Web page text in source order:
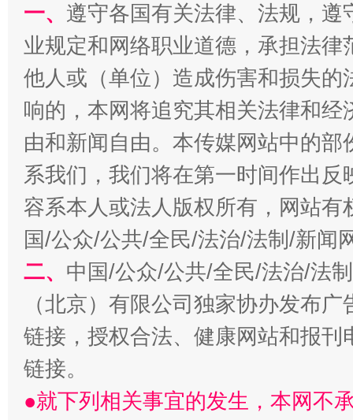
魏明亮
“刷贴”乱象丛生
生
一、 遵守各国有关法律、法规，
业规定和网络职业道德，承担法
他人或（单位）造成伤害和损失
响的，本网将追究其相关法律和
由和新闻自由。本传媒网站中的
系我们，我们将在第一时间作出
容系本人或法人版权所有，网站
国/公众/公共/全民/法治/法制/新闻
二、 中国/公众/公共/全民/法治/法
（北京）有限公司独家协办发布
链接，授权合法、健康网站和报
链接。
●就下列相关事宜的发生，本网不